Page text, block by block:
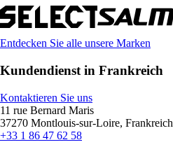
Entdecken Sie alle unsere Marken
Kundendienst in Frankreich
Kontaktieren Sie uns
11 rue Bernard Maris
37270 Montlouis-sur-Loire, Frankreich
+33 1 86 47 62 58